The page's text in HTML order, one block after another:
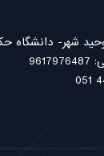
شهر- دانشگاه